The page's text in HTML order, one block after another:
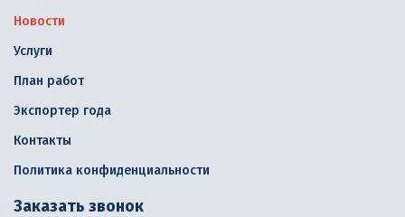
Новости
Услуги
План работ
Экспортер года
Контакты
Политика конфиденциальности
Заказать звонок